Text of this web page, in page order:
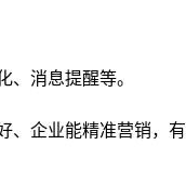
、消息提醒等。
企业能精准营销，有